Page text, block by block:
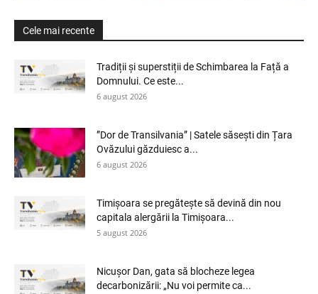
Cele mai recente
Tradiții și superstiții de Schimbarea la Față a
Domnului. Ce este...
6 august 2026
”Dor de Transilvania” | Satele săsești din Țara
Ovăzului găzduiesc a...
6 august 2026
Timișoara se pregătește să devină din nou
capitala alergării la Timișoara...
5 august 2026
Nicușor Dan, gata să blocheze legea
decarbonizării: „Nu voi permite ca...